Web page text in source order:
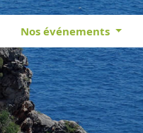
Nos événements